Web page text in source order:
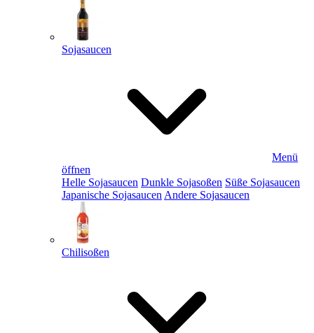
Sojasaucen
Menü
öffnen
Helle Sojasaucen Dunkle Sojasoßen Süße Sojasaucen
Japanische Sojasaucen Andere Sojasaucen
Chilisoßen